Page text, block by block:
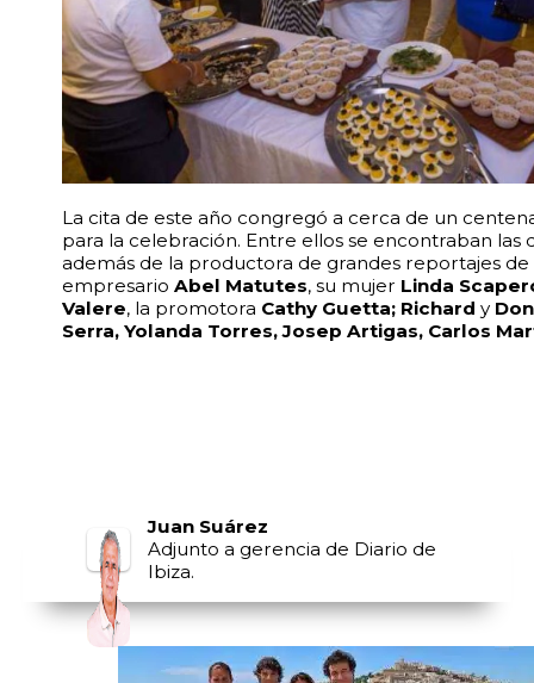
La cita de este año congregó a cerca de un
para la celebración. Entre ellos se encontraban las
además de la productora de grandes reportajes
empresario Abel Matutes, su mujer Linda
Valere, la promotora Cathy Guetta; Richard y
Serra, Yolanda Torres, Josep Artigas, Carlos
Juan Suárez
Adjunto a gerencia de Diario de
Ibiza.